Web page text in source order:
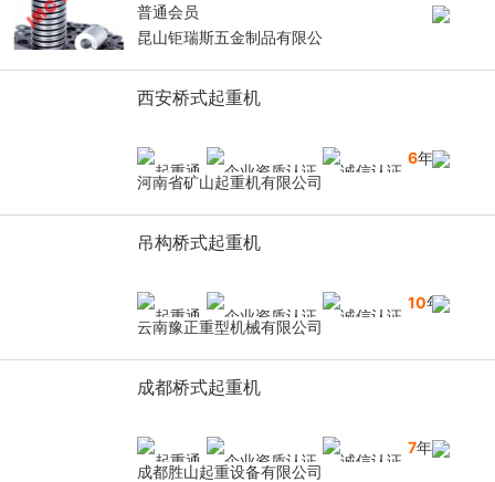
普通会员
昆山钜瑞斯五金制品有限公
西安桥式起重机
6年
河南省矿山起重机有限公司
吊构桥式起重机
10年
云南豫正重型机械有限公司
成都桥式起重机
7年
成都胜山起重设备有限公司